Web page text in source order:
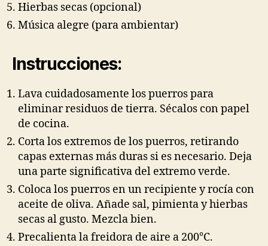
Hierbas secas (opcional)
Música alegre (para ambientar)
Instrucciones:
Lava cuidadosamente los puerros para
eliminar residuos de tierra. Sécalos con papel
de cocina.
Corta los extremos de los puerros, retirando
capas externas más duras si es necesario. Deja
una parte significativa del extremo verde.
Coloca los puerros en un recipiente y rocía con
aceite de oliva. Añade sal, pimienta y hierbas
secas al gusto. Mezcla bien.
Precalienta la freidora de aire a 200°C.